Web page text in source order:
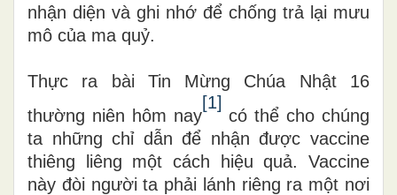
nhận diện và ghi nhớ để chống trả lại mưu
mô của ma quỷ.
Thực ra bài Tin Mừng Chúa Nhật 16
thường niên hôm nay
[1]
có thể cho chúng
ta những chỉ dẫn để nhận được vaccine
thiêng liêng một cách hiệu quả. Vaccine
này đòi người ta phải lánh riêng ra một nơi